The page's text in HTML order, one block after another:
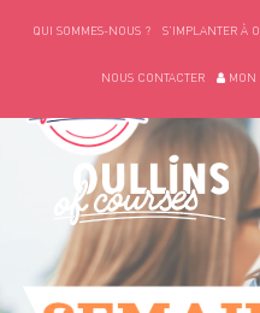
QUI SOMMES-NOUS ? S’IMPLANTER À
NOUS CONTACTER MON